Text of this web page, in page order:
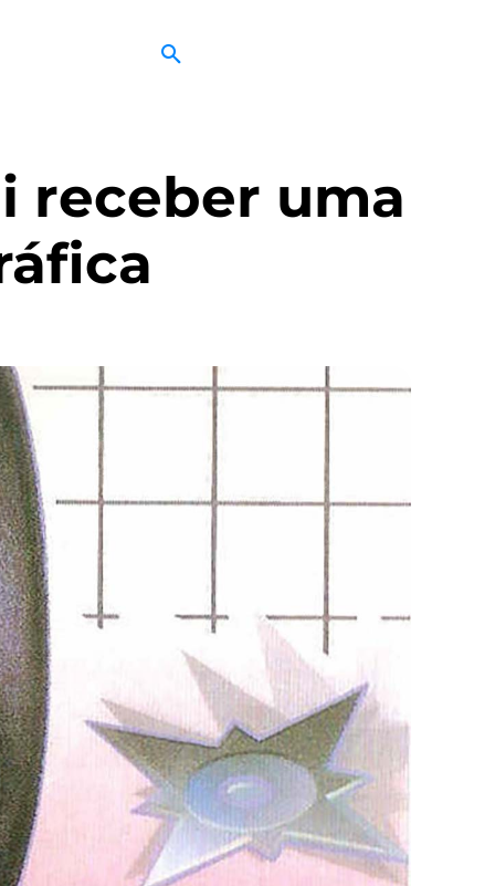
receber uma